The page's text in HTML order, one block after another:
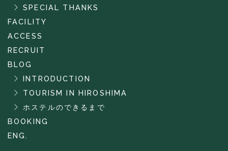
SPECIAL THANKS
FACILITY
ACCESS
RECRUIT
BLOG
INTRODUCTION
TOURISM IN HIROSHIMA
ホステルのできるまで
BOOKING
ENG.